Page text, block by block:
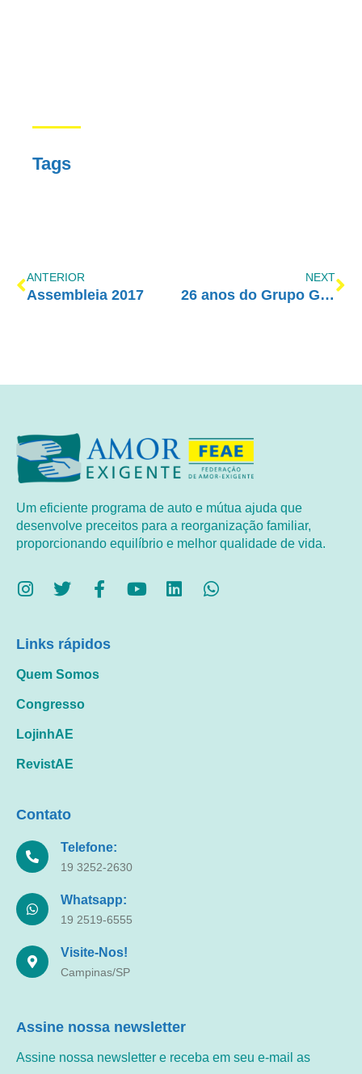
Tags
ANTERIOR
Assembleia 2017
NEXT
26 anos do Grupo GRATA
Um eficiente programa de auto e mútua ajuda que
desenvolve preceitos para a reorganização familiar,
proporcionando equilíbrio e melhor qualidade de vida.
Links rápidos
Quem Somos
Congresso
LojinhAE
RevistAE
Contato
Telefone:
19 3252-2630
Whatsapp:
19 2519-6555
Visite-Nos!
Campinas/SP
Assine nossa newsletter
Assine nossa newsletter e receba em seu e-mail as